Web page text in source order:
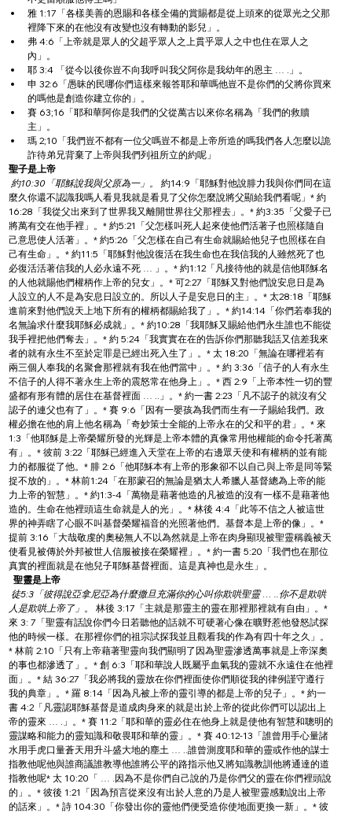
雅 1:17「各樣美善的恩賜和各樣全備的賞賜都是從上頭來的從眾光之父那
裡降下來的在他沒有改變也沒有轉動的影兒」。
弗 4:6「上帝就是眾人的父超乎眾人之上貫乎眾人之中也住在眾人之
內」。
耶 3:4 「從今以後你豈不向我呼叫我父阿你是我幼年的恩主 … .」。
申 32:6「愚昧的民哪你們這樣來報答耶和華嗎他豈不是你們的父將你買來
的嗎他是創造你建立你的」。
賽 63;16「耶和華阿你是我們的父從萬古以來你名稱為「我們的救贖
主」。
瑪 2;10「我們豈不都有一位父嗎豈不都是上帝所造的嗎我們各人怎麼以詭
詐待弟兄背棄了上帝與我們列祖所立的約呢」
聖子是上帝
約10:30「耶穌說我與父原為一」。
約14:9「耶穌對他說腓力我與你們同在這
麼久你還不認識我嗎人看見我就是看見了父你怎麼說將父顯給我們看呢」* 約
16:28「我從父出來到了世界我又離開世界往父那裡去」。* 約3:35「父愛子已
將萬有交在他手裡」。* 約5:21「父怎樣叫死人起來使他們活著子也照樣隨自
己意思使人活著」。* 約5:26「父怎樣在自己有生命就賜給他兒子也照樣在自
己有生命」。* 約11:5「耶穌對他說復活在我生命也在我信我的人雖然死了也
必復活活著信我的人必永遠不死 … 」。* 約1:12「凡接待他的就是信他耶穌名
的人他就賜他們權柄作上帝的兒女」。* 可2:27「耶穌又對他們說安息日是為
人設立的人不是為安息日設立的。所以人子是安息日的主」。* 太28:18「耶穌
進前來對他們說天上地下所有的權柄都賜給我了」。* 約14:14「你們若奉我的
名無論求什麼我耶穌必成就」。* 約10:28「我耶穌又賜給他們永生誰也不能從
我手裡把他們奪去」。* 約 5:24「我實實在在的告訴你們那聽我話又信差我來
者的就有永生不至於定罪是已經出死入生了」。* 太 18:20「無論在哪裡若有
兩三個人奉我的名聚會那裡就有我在他們當中」。* 約 3:36「信子的人有永生
不信子的人得不著永生上帝的震怒常在他身上」。* 西 2:9「上帝本性一切的豐
盛都有形有體的居住在基督裡面 … ..」。* 約一書 2:23「凡不認子的就沒有父
認子的連父也有了」。* 賽 9:6「因有一嬰孩為我們而生有一子賜給我們。政
權必擔在他的肩上他名稱為「奇妙策士全能的上帝永在的父和平的君」。* 來
1:3「他耶穌是上帝榮耀所發的光輝是上帝本體的真像常用他權能的命令托著萬
有」。* 彼前 3:22「耶穌已經進入天堂在上帝的右邊眾天使和有權柄的並有能
力的都服從了他。* 腓 2:6「他耶穌本有上帝的形象卻不以自己與上帝是同等緊
捉不放的」。* 林前1:24「在那蒙召的無論是猶太人希臘人基督總為上帝的能
力上帝的智慧」。* 約1:3-4「萬物是藉著他造的凡被造的沒有一樣不是藉著他
造的。生命在他裡頭這生命就是人的光」。* 林後 4:4「此等不信之人被這世
界的神弄瞎了心眼不叫基督榮耀福音的光照著他們。基督本是上帝的像」。*
提前 3:16「大哉敬虔的奧秘無人不以為然就是上帝在肉身顯現被聖靈稱義被天
使看見被傳於外邦被世人信服被接在榮耀裡」。* 約一書 5:20「我們也在那位
真實的裡面就是在他兒子耶穌基督裡面。這是真神也是永生」。
聖靈是上帝
人是欺哄上帝了」。
林後 3:17「主就是那靈主的靈在那裡那裡就有自由」。*
來 3: 7「聖靈有話說你們今日若聽他的話就不可硬著心像在曠野惹他發怒試探
他的時候一樣。在那裡你們的祖宗試探我並且觀看我的作為有四十年之久」。
* 林前 2:10「只有上帝藉著聖靈向我們顯明了因為聖靈滲透萬事就是上帝深奧
的事也都滲透了」。* 創 6:3「耶和華說人既屬乎血氣我的靈就不永遠住在他裡
面」。* 結 36:27「我必將我的靈放在你們裡面使你們順從我的律例謹守遵行
我的典章」。* 羅 8:14「因為凡被上帝的靈引導的都是上帝的兒子」。* 約一
書 4:2「凡靈認耶穌基督是道成肉身來的就是出於上帝的從此你們可以認出上
帝的靈來 … .」。* 賽 11:2「耶和華的靈必住在他身上就是使他有智慧和聰明的
靈謀略和能力的靈知識和敬畏耶和華的靈」。* 賽 40:12-13「誰曾用手心量諸
水用手虎口量蒼天用升斗盛大地的塵土 … ..誰曾測度耶和華的靈或作他的謀士
指教他呢他與誰商議誰教導他誰將公平的路指示他又將知識教訓他將通達的道
指教他呢* 太 10:20「 … .因為不是你們自己說的乃是你們父的靈在你們裡頭說
的」。* 彼後 1:21「因為預言從來沒有出於人意的乃是人被聖靈感動說出上帝
的話來」。* 詩 104:30「你發出你的靈他們便受造你使地面更換一新」。* 彼